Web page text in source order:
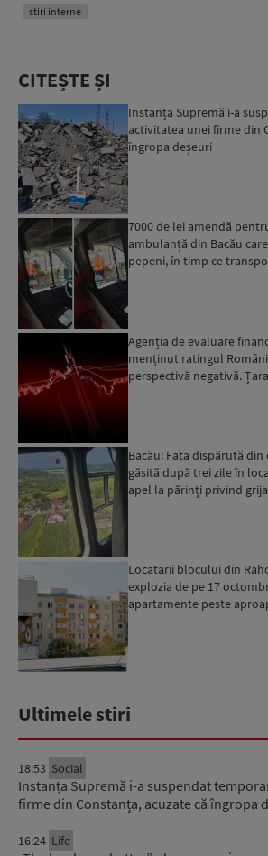
stiri interne
CITEȘTE ȘI
Instanța Supremă i-a
activitatea unei firme din
îngropa deșeuri
7000 de lei amendă
ambulanță din Bacău
pepeni, în timp ce
Agenția de evaluare
menținut ratingul
perspectivă negativă.
Bacău: Fata dispărută din
găsită după trei zile în
apel la părinți privind
Locatarii blocului din
explozia de pe 17
apartamente peste
Ultimele stiri
18:53 Social
Instanța Supremă i-a suspendat
firme din Constanța, acuzate că îngropa
16:24 Life